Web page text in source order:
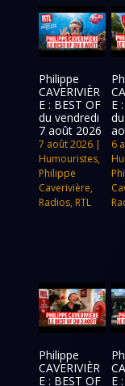
Philippe
CAVERIVIÈR
E : BEST OF
du vendredi
7 août 2026
7 août 2026 |
Humouristes,
Philippe
Caverivière,
Radios, RTL
E
6
Philippe
CAVERIVIÈR
E : BEST OF
E